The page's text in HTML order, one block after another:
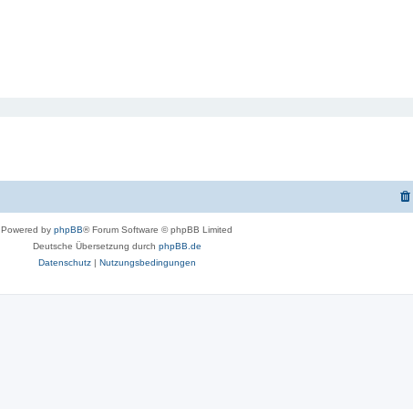
Powered by phpBB® Forum Software © phpBB Limited
Deutsche Übersetzung durch phpBB.de
Datenschutz| Nutzungsbedingungen